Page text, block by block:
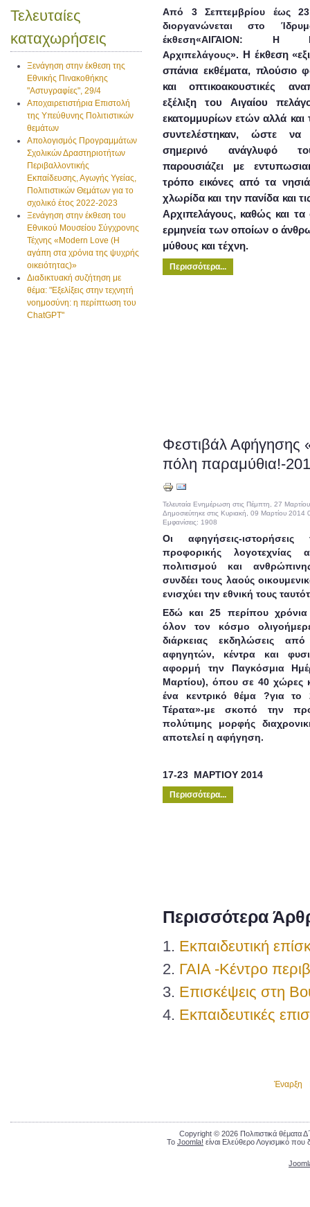
Τελευταίες
καταχωρήσεις
Ξενάγηση στην έκθεση της
Εθνικής Πινακοθήκης
"Αστυγραφίες", 29/4
Αποχαιρετιστήρια Επιστολή
της Υπεύθυνης Πολιτιστικών
θεμάτων
Απολογισμός Προγραμμάτων
Σχολικών Δραστηριοτήτων
Περιβαλλοντικής
Εκπαίδευσης, Αγωγής Υγείας,
Πολιτιστικών Θεμάτων για το
σχολικό έτος 2022-2023
Ξενάγηση στην έκθεση του
Εθνικού Μουσείου Σύγχρονης
Τέχνης «Modern Love (H
αγάπη στα χρόνια της ψυχρής
οικειότητας)»
Διαδικτυακή συζήτηση με
θέμα: "Εξελίξεις στην τεχνητή
νοημοσύνη: η περίπτωση του
ChatGPT"
Από 3 Σεπτεμβρίου έως
διοργανώνεται στο
έκθεση«ΑΙΓΑΙΟΝ: Η
Αρχιπελάγους». Η έκθεση
σπάνια εκθέματα, πλούσιο
και οπτικοακουστικές
εξέλιξη του Αιγαίου
εκατομμυρίων ετών αλλά και
συντελέστηκαν, ώστε να
σημερινό ανάγλυφό
παρουσιάζει με
τρόπο εικόνες από τα
χλωρίδα και την πανίδα και
Αρχιπελάγους, καθώς και τα
ερμηνεία των οποίων ο
μύθους και τέχνη.
Περισσότερα...
Φεστιβάλ Αφήγησης
πόλη παραμύθια!-
Τελευταία Ενημέρωση στις Πέμπτη, 27
Δημοσιεύτηκε στις Κυριακή, 09 Μαρτίου 2014
Εμφανίσεις: 1908
Οι αφηγήσεις-
προφορικής λογοτεχνίας
πολιτισμού και
συνδέει τους λαούς
ενισχύει την εθνική τους
Εδώ και 25 περίπου
όλον τον κόσμο
διάρκειας εκδηλώσεις
αφηγητών, κέντρα και
αφορμή την Παγκόσμια
Μαρτίου), όπου σε 40 χώρες
ένα κεντρικό θέμα ?για
Τέρατα»-με σκοπό την
πολύτιμης μορφής
αποτελεί η αφήγηση.
17-23 ΜΑΡΤΙΟΥ 2014
Περισσότερα...
Περισσότερα
Εκπαιδευτική
ΓΑΙΑ -Κέντρο
Επισκέψεις στη
Εκπαιδευτικές
Έναρξη
Copyright © 2026 Πολιτιστικά θέματα
Το Joomla! είναι Ελεύθερο Λογισμικό που